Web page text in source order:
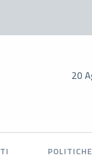
20